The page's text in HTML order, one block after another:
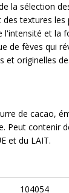
la sélection
textures les
et la
de fèves qui
et originelles
de cacao,
Peut contenir
et du LAIT.
104054